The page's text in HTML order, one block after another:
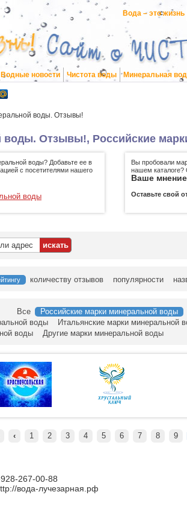
Вода – это жизнь
Водные новости Чистота воды Минеральная
воды. Отзывы!
воды. Отзывы!, Российские
воды? Добавьте ее в
с посетителями нашего
воды
Вы пробовали
нашем каталоге?
Ваше
Оставьте свой
количеству отзывов популярности
Все Российские марки минеральной воды
воды
Итальянские марки минеральной
воды
Другие марки минеральной воды
‹ 1 2 3 4 5 6 7 8 9
267-00-88
вода-лучезарная.рф